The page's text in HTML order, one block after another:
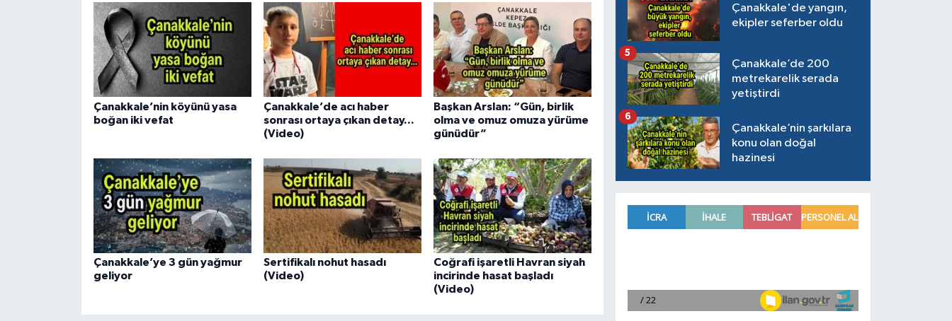
Çanakkale’nin köyünü yasa
boğan iki vefat
Çanakkale’de acı haber
sonrası ortaya çıkan detay...
(Video)
Başkan Arslan: “Gün, birlik
olma ve omuz omuza yürüme
günüdür”
Çanakkale’ye 3 gün yağmur
geliyor
Sertifikalı nohut hasadı
(Video)
Coğrafi işaretli Havran siyah
incirinde hasat başladı
(Video)
Çanakkale'de yangın,
ekipler seferber oldu
Çanakkale’de 200
metrekarelik serada
yetiştirdi
5
Çanakkale’nin şarkılara
konu olan doğal
hazinesi
6